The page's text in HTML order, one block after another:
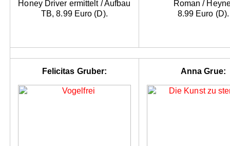
Honey Driver ermittelt / Aufbau
TB, 8.99 Euro (D).
Roman /
8.99 Euro (D).
Felicitas Gruber: Anna Grue: